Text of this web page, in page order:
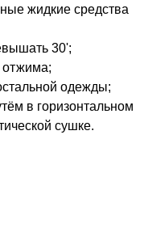
жидкие средства
30';
отжима;
одежды;
в горизонтальном
сушке.